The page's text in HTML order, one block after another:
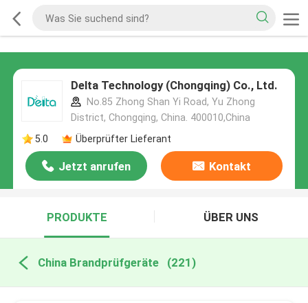
Delta Technology (Chongqing) Co., Ltd.
No.85 Zhong Shan Yi Road, Yu Zhong
District, Chongqing, China. 400010,China
5.0
Überprüfter Lieferant
Jetzt anrufen Kontakt
PRODUKTE ÜBER UNS
China Brandprüfgeräte (221)